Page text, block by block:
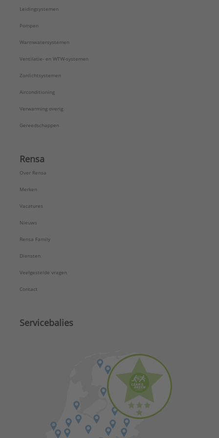
Leidingsystemen
Pompen
Warmwatersystemen
Ventilatie- en WTW-systemen
Zonlichtsystemen
Airconditioning
Verwarming overig
Gereedschappen
Rensa
Over Rensa
Merken
Vacatures
Nieuws
Rensa Family
Diensten
Veelgestelde vragen
Contact
Servicebalies